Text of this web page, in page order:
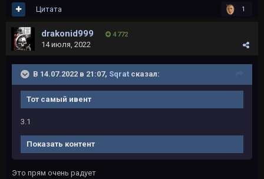
1
Цитата
drakonid999 4 772
14 июля, 2022
В 14.07.2022 в 21:07, Sqrat сказал:
Тот самый ивент
3.1
Показать контент
Это прям очень радует